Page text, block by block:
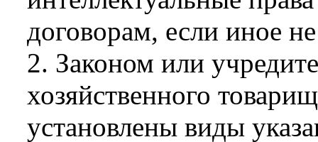
договорам, если иное
2. Законом или
хозяйственного
установлены виды